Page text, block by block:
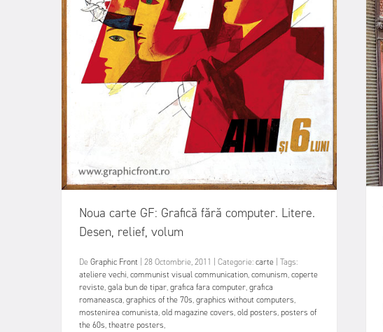
Noua carte GF: Grafică fără computer. Litere.
Desen, relief, volum
De Graphic Front 28 Octombrie, 2011 Categorie:carte
Tags:
ateliere vechi,communist visual communication,comunism,coperte
reviste,gala bun de tipar,grafica fara computer,grafica
romaneasca,graphics of the 70s,graphics without computers,
mostenirea comunista,old magazine covers,old posters,posters of
the 60s,theatre posters,